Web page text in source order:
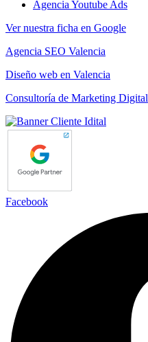
Agencia Youtube Ads
Ver nuestra ficha en Google
Agencia SEO Valencia
Diseño web en Valencia
Consultoría de Marketing Digital
Facebook